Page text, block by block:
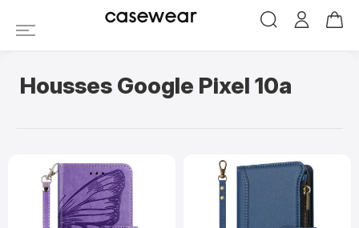
casewear
Housses Google Pixel 10a